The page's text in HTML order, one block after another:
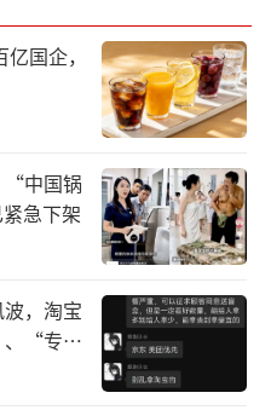
院越来越难开到进口
不少网友都表示有类
霉素“希舒美”，像
药“立普妥”、降糖
药，都很难在院内买
医院，即使有进口的
开到，医院对这些药
需要得到医院授权的
国企，
“中国锅
急下架
，淘宝
、“专挑